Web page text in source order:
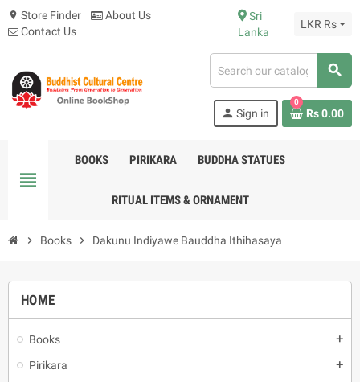
location_on Store Finder
About Us
Contact Us
Sri
Lanka
LKR Rs
search
person Sign in
0
Rs 0.00
view_headline
BOOKS PIRIKARA BUDDHA STATUES
RITUAL ITEMS & ORNAMENT
chevron_right Books chevron_right Dakunu Indiyawe Bauddha Ithihasaya
HOME
Books add
Pirikara add